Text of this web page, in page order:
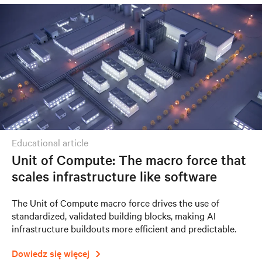
educational article
Unit of Compute: The macro force that
scales infrastructure like software
The Unit of Compute macro force drives the use of
standardized, validated building blocks, making AI
infrastructure buildouts more efficient and predictable.
Dowiedz się więcej